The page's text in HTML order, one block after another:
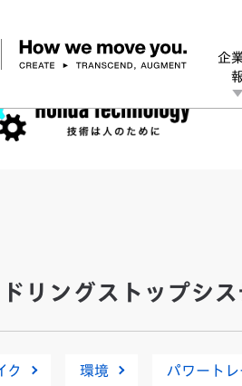
Dreams
企
ーション トップ
プ
リングストップシス
ク 環境 パワートレ